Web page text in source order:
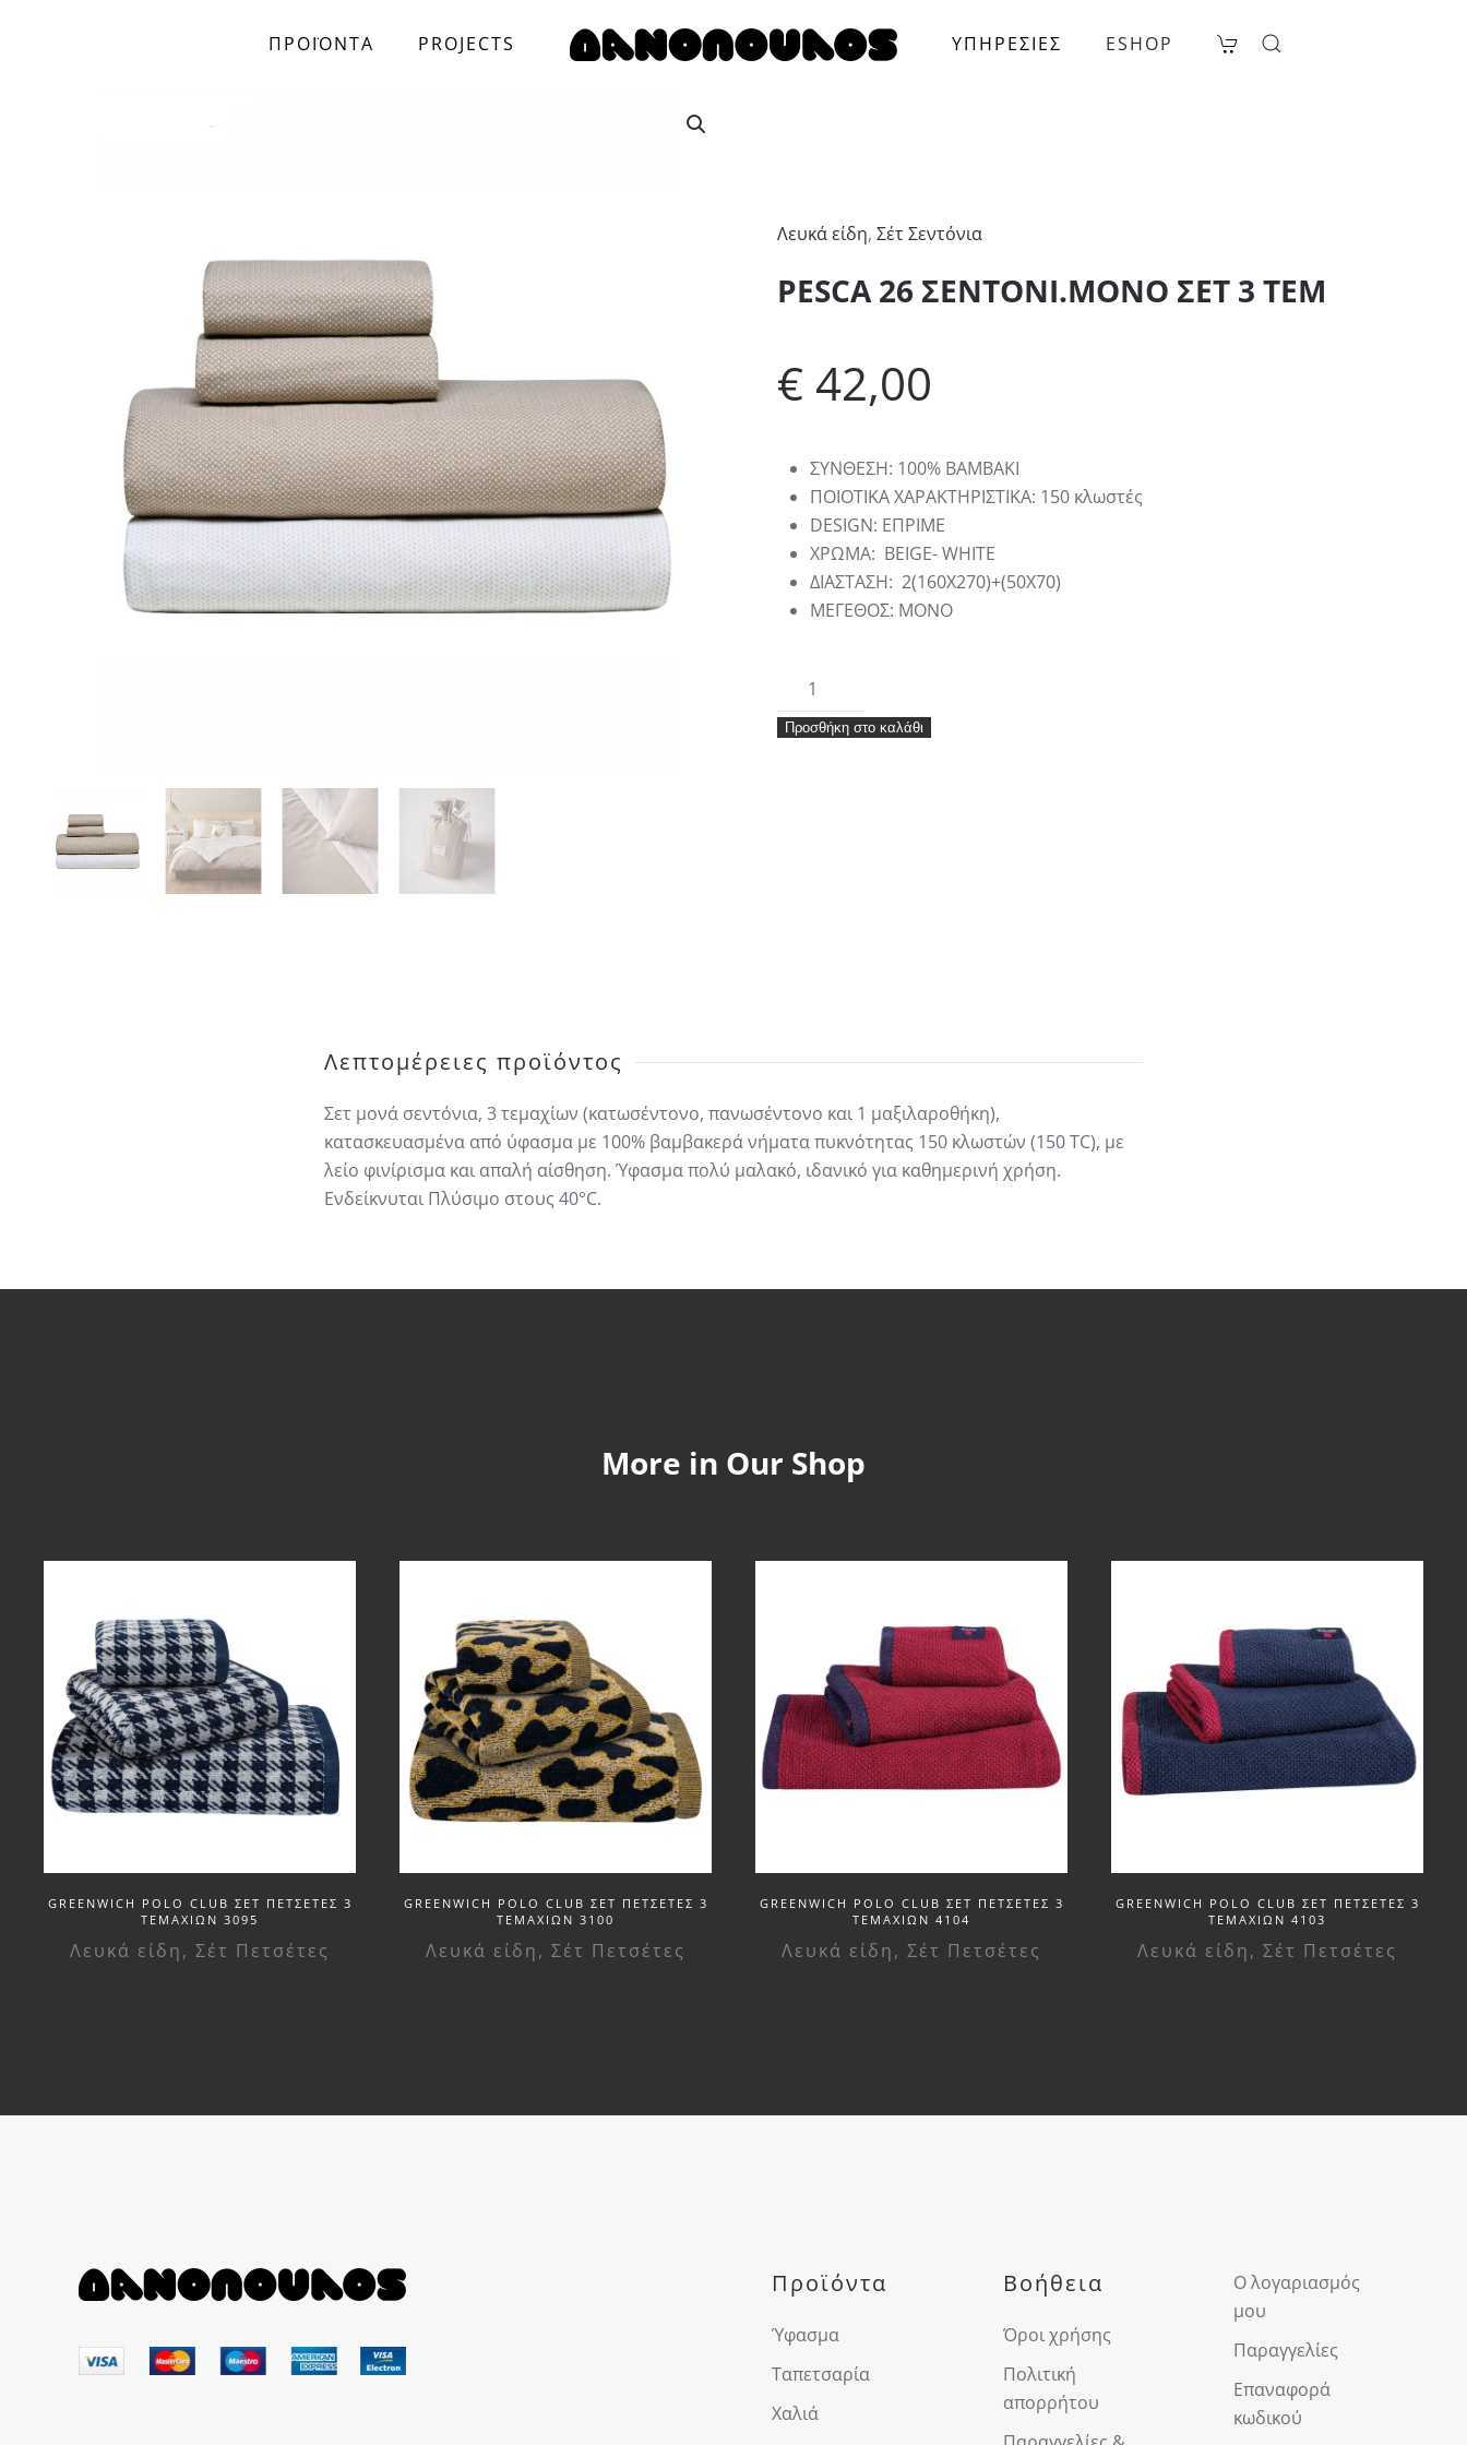
ΠΡΟΪΟΝΤΑ PROJECTS ΥΠΗΡΕΣΙΕΣ ESHOP
Λευκά είδη, Σέτ Σεντόνια
PESCA 26 ΣΕΝΤΟΝΙ.ΜΟΝΟ ΣΕΤ 3 ΤΕΜ
€ 42,00
ΣΥΝΘΕΣΗ: 100% ΒΑΜΒΑΚΙ
ΠΟΙΟΤΙΚΑ ΧΑΡΑΚΤΗΡΙΣΤΙΚΑ: 150 κλωστές
DESIGN: ΕΠΡΙΜΕ
ΧΡΩΜΑ: BEIGE- WHITE
ΔΙΑΣΤΑΣΗ: 2(160X270)+(50X70)
ΜΕΓΕΘΟΣ: ΜΟΝΟ
PESCA
26
ΣΕΝΤΟΝΙ.ΜΟΝΟ
Προσθήκη στο καλάθι
Λεπτομέρειες προϊόντος
Σετ μονά σεντόνια, 3 τεμαχίων (κατωσέντονο, πανωσέντονο και 1 μαξιλαροθήκη),
κατασκευασμένα από ύφασμα με 100% βαμβακερά νήματα πυκνότητας 150 κλωστών (150 TC), με
λείο φινίρισμα και απαλή αίσθηση. Ύφασμα πολύ μαλακό, ιδανικό για καθημερινή χρήση.
Ενδείκνυται Πλύσιμο στους 40°C.
More in Our Shop
GREENWICH POLO CLUB ΣΕΤ ΠΕΤΣΕΤΕΣ 3
ΤΕΜΑΧΙΩΝ 3095
Λευκά είδη, Σέτ Πετσέτες
GREENWICH POLO CLUB ΣΕΤ ΠΕΤΣΕΤΕΣ 3
ΤΕΜΑΧΙΩΝ 3100
Λευκά είδη, Σέτ Πετσέτες
GREENWICH POLO CLUB ΣΕΤ ΠΕΤΣΕΤΕΣ 3
ΤΕΜΑΧΙΩΝ 4104
Λευκά είδη, Σέτ Πετσέτες
GREENWICH POLO CLUB ΣΕΤ ΠΕΤΣΕΤΕΣ 3
ΤΕΜΑΧΙΩΝ 4103
Λευκά είδη, Σέτ Πετσέτες
Προϊόντα
Ύφασμα
Ταπετσαρία
Χαλιά
Βοήθεια
Όροι χρήσης
Πολιτική
απορρήτου
Ο λογαριασμός
μου
Παραγγελίες
Επαναφορά
κωδικού